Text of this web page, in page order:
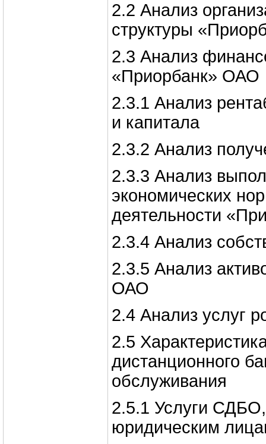
2.2 Анализ
структуры
2.3 Анализ
«Приорбанк» ОАО
2.3.1 Анализ
и капитала
2.3.2 Анализ
2.3.3 Анализ
экономических
деятельности
2.3.4 Анализ
2.3.5 Анализ
ОАО
2.4 Анализ услуг
2.5
дистанционного
обслуживания
2.5.1 Услуги
юридическим